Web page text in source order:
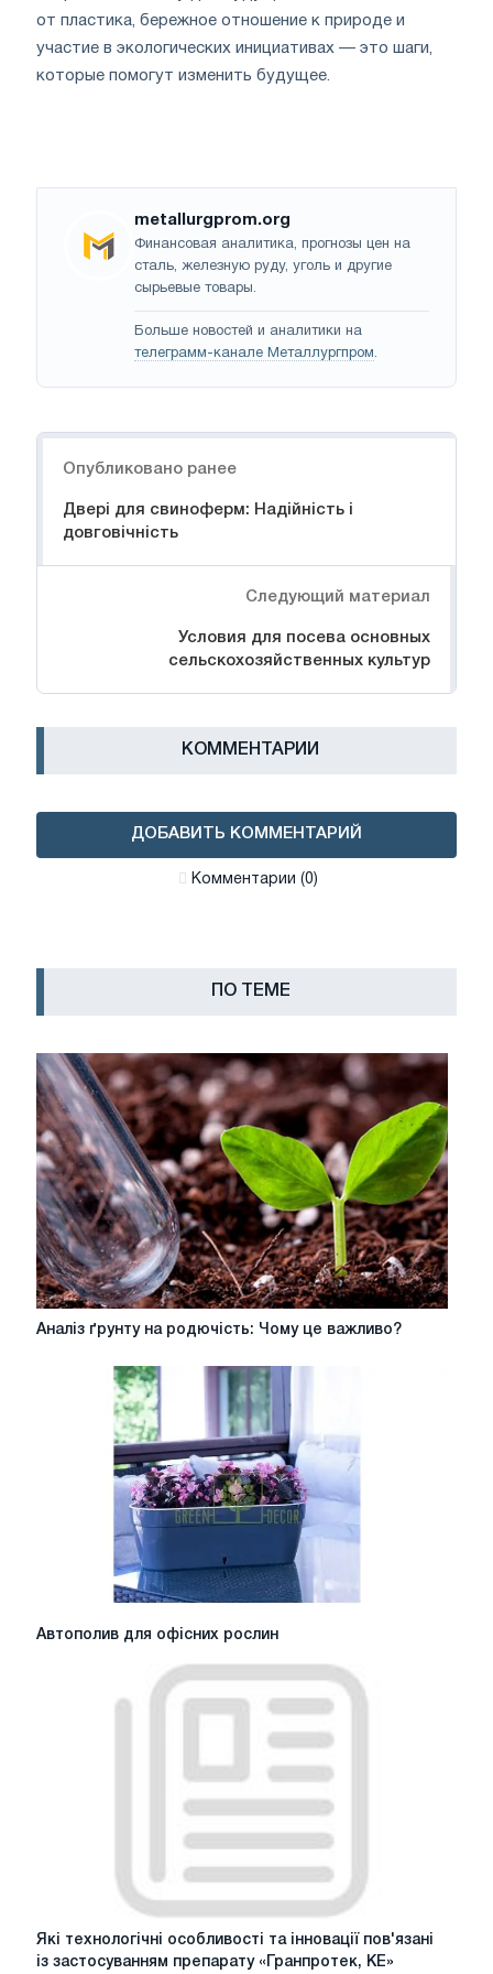
от пластика, бережное отношение к природе и
участие в экологических инициативах — это шаги,
которые помогут изменить будущее.
metallurgprom.org
Финансовая аналитика, прогнозы цен на
сталь, железную руду, уголь и другие
сырьевые товары.
Больше новостей и аналитики на
телеграмм-канале Металлургпром.
Опубликовано ранее
Двері для свиноферм: Надійність і
довговічність
Следующий материал
Условия для посева основных
сельскохозяйственных культур
КОММЕНТАРИИ
ДОБАВИТЬ КОММЕНТАРИЙ
Комментарии (0)
ПО ТЕМЕ
Аналіз
родючість:
Аналіз ґрунту на родючість: Чому це важливо?
Автополив
Автополив для офісних рослин
Які
технологічні
Які технологічні особливості та інновації пов'язані
із застосуванням препарату «Гранпротек, КЕ»